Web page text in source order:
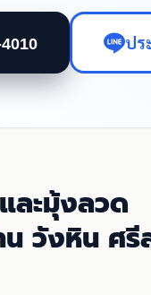
ปร
ละมุ้งลวด
น วังหิน ศรี